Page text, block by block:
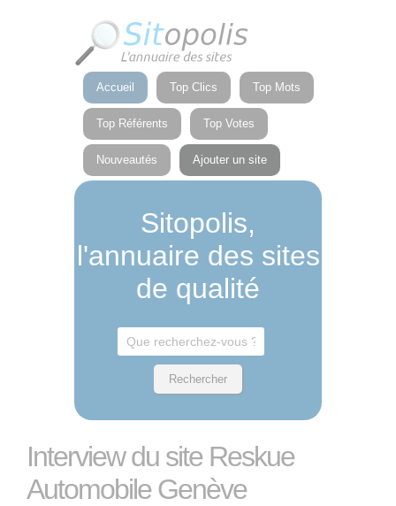
Accueil Top Clics Top Mots
Top Référents Top Votes
Nouveautés Ajouter un site
Sitopolis,
l'annuaire des sites
de qualité
Interview du site Reskue
Automobile Genève